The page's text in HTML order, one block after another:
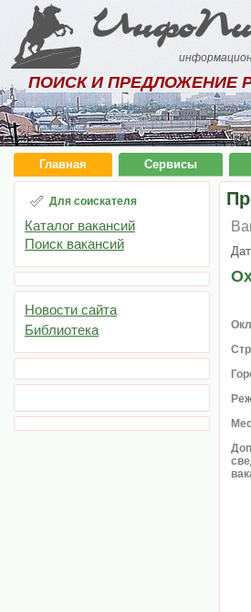
ПОИСК И ПРЕДЛОЖЕНИЕ
Главная Сервисы
Для соискателя
Каталог вакансий
Поиск вакансий
Новости сайта
Библиотека